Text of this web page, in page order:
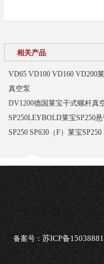
相关产品
VD65 VD100 VD160 VD200
真空泵
DV1200德国莱宝干式螺杆真
SP250LEYBOLD莱宝SP250
SP250 SP630（F）莱宝
备案号：苏ICP备